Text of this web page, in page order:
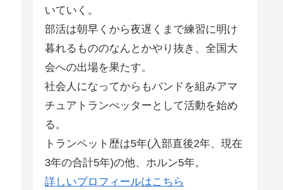
いていく。
部活は朝早くから夜遅くまで練習に明け
暮れるもののなんとかやり抜き、全国大
会への出場を果たす。
社会人になってからもバンドを組みアマ
チュアトランぺッターとして活動を始め
る。
トランペット歴は5年(入部直後2年、現在
3年の合計5年)の他、ホルン5年。
詳しいプロフィールはこちら